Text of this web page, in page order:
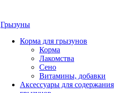
Грызуны
Корма для грызунов
Корма
Лакомства
Сено
Витамины, добавки
Аксессуары для содержания